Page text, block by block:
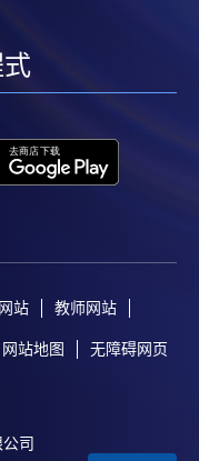
式
站 教师网站
网站地图 无障碍网页
司